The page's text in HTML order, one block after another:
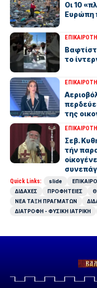
Οι 10
Ευρώπη
το
της
Σεβ.
τήν
Quick Links: slide
ΔΙΔΑΧΕΣ
ΠΡΟΦΗΤΕΙΕΣ
ΝΕΑ ΤΑΞΗ ΠΡΑΓΜΑΤΩΝ
ΔΙΑΤΡΟΦΗ - ΦΥΣΙΚΗ ΙΑΤΡΙΚΗ